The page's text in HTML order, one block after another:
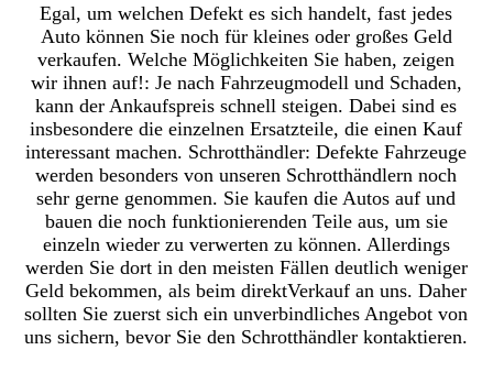
Egal, um welchen Defekt es sich handelt, fast jedes
Auto können Sie noch für kleines oder großes Geld
verkaufen. Welche Möglichkeiten Sie haben, zeigen
wir ihnen auf!: Je nach Fahrzeugmodell und Schaden,
kann der Ankaufspreis schnell steigen. Dabei sind es
insbesondere die einzelnen Ersatzteile, die einen Kauf
interessant machen. Schrotthändler: Defekte Fahrzeuge
werden besonders von unseren Schrotthändlern noch
sehr gerne genommen. Sie kaufen die Autos auf und
bauen die noch funktionierenden Teile aus, um sie
einzeln wieder zu verwerten zu können. Allerdings
werden Sie dort in den meisten Fällen deutlich weniger
Geld bekommen, als beim direktVerkauf an uns. Daher
sollten Sie zuerst sich ein unverbindliches Angebot von
uns sichern, bevor Sie den Schrotthändler kontaktieren.